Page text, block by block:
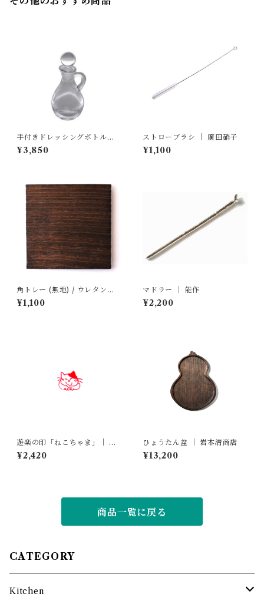
手付きドレッシングボトル
(小) ｜ 廣田硝子
¥3,850
ストローブラシ ｜ 廣田硝子
¥1,100
角トレー (無地) / ウレタン仕
上げ ｜ 岩本清商店
¥1,100
マドラー ｜ 能作
¥2,200
遊楽の印「ねこちゃま」｜ 工
房 蓮
¥2,420
ひょうたん盆 ｜ 岩本清商店
¥13,200
商品一覧に戻る
CATEGORY
Kitchen